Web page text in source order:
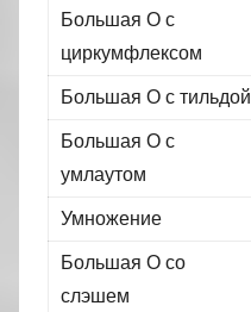
Большая O с
циркумфлексом
Большая O с тильдой
Большая O с
умлаутом
Умножение
Большая O со
слэшем